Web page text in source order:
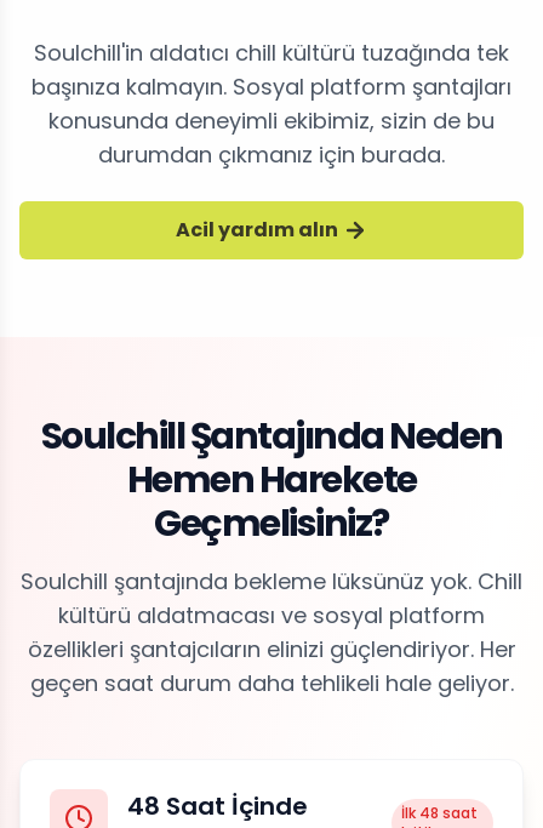
Soulchill'in aldatıcı chill kültürü tuzağında tek
başınıza kalmayın. Sosyal platform şantajları
konusunda deneyimli ekibimiz, sizin de bu
durumdan çıkmanız için burada.
Acil yardım alın
Soulchill Şantajında Neden
Hemen Harekete
Geçmelisiniz?
Soulchill şantajında bekleme lüksünüz yok. Chill
kültürü aldatmacası ve sosyal platform
özellikleri şantajcıların elinizi güçlendiriyor. Her
geçen saat durum daha tehlikeli hale geliyor.
48 Saat İçinde
İlk 48 saat